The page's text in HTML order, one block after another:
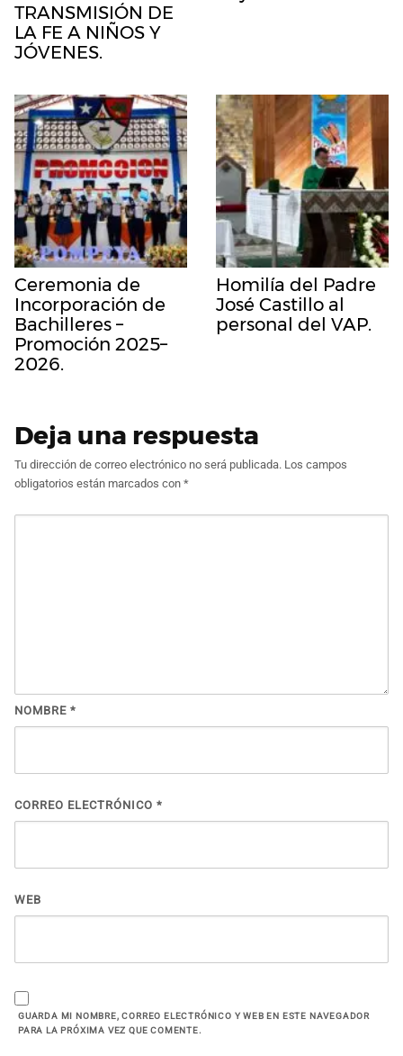
TRANSMISIÓN DE
LA FE A NIÑOS Y
JÓVENES.
Ceremonia de
Incorporación de
Bachilleres –
Promoción 2025–
2026.
Homilía del Padre
José Castillo al
personal del VAP.
Deja una respuesta
Tu dirección de correo electrónico no será publicada. Los campos
obligatorios están marcados con *
NOMBRE *
CORREO ELECTRÓNICO *
WEB
GUARDA MI NOMBRE, CORREO ELECTRÓNICO Y WEB EN ESTE NAVEGADOR
PARA LA PRÓXIMA VEZ QUE COMENTE.